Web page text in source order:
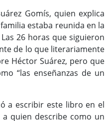
Gomís, quien explica
estaba reunida en la
26 horas que siguieron
de lo que literariamente
Héctor Suárez, pero que
“las enseñanzas de un
a escribir este libro en el
quien describe como un